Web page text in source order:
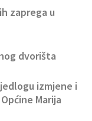
dvorišta
Marija